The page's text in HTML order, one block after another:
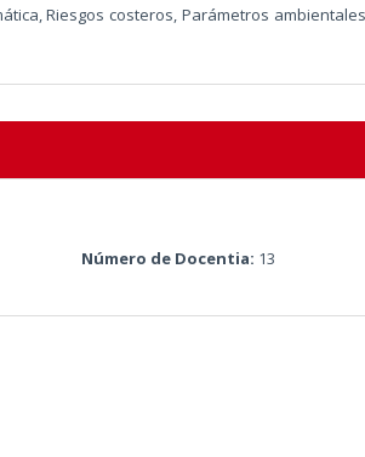
Riesgos costeros, Parámetros
Número de Docentia: 13